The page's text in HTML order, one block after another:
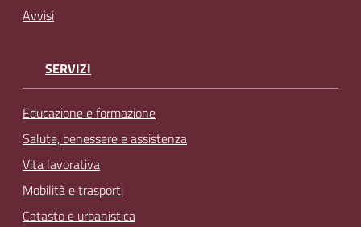
Avvisi
SERVIZI
Educazione e formazione
Salute, benessere e assistenza
Vita lavorativa
Mobilità e trasporti
Catasto e urbanistica